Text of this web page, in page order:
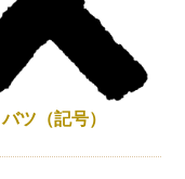
バツ（記号）